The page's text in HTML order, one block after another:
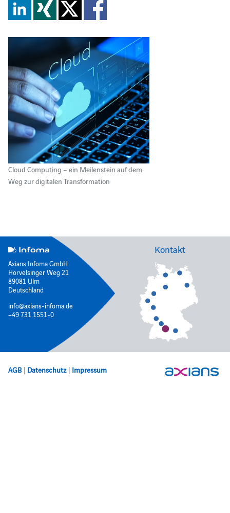
Cloud Computing – ein Meilenstein auf dem
Weg zur digitalen Transformation
Axians Infoma GmbH
Hörvelsinger Weg 21
89081 Ulm
Deutschland
info@axians-infoma.de
+49 731 1551-0
Kontakt
AGB | Datenschutz | Impressum